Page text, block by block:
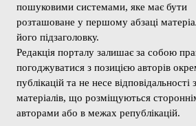
пошуковими системами, яке має бути
розташоване у першому абзаці
його підзаголовку.
Редакція порталу залишає за собою
погоджуватися з позицією авторів
публікацій та не несе відповідальності
матеріалів, що розміщуються
авторами або в межах републікацій.